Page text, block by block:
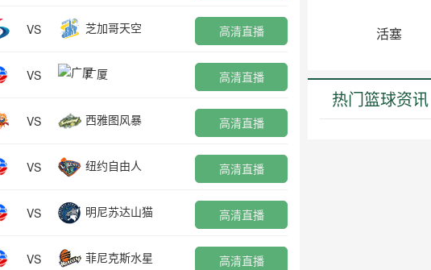
VS 芝加哥天空 高清直播
VS 广厦 高清直播
VS 西雅图风暴 高清直播
VS 纽约自由人 高清直播
VS 明尼苏达山猫 高清直播
VS 菲尼克斯水星 高清直播
活塞
热门篮球资讯